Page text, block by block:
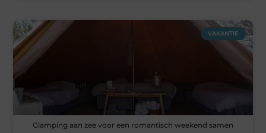
VAKANTIE
Glamping aan zee voor een romantisch weekend samen